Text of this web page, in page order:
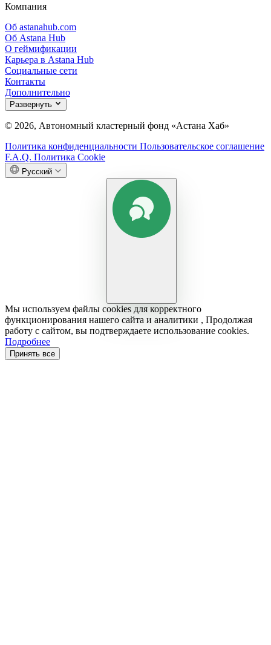
Компания
Об astanahub.com
Об Astana Hub
О геймификации
Карьера в Astana Hub
Социальные сети
Контакты
Дополнительно
Развернуть
© 2026, Автономный кластерный фонд «Астана Хаб»
Политика конфиденциальности Пользовательское соглашение
F.A.Q. Политика Cookie
Русский
Мы используем файлы cookies для корректного
функционирования нашего сайта и аналитики , Продолжая
работу с сайтом, вы подтверждаете использование cookies.
Подробнее
Принять все